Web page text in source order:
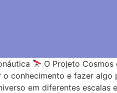
O Projeto
conhecimento e fazer algo
em diferentes escalas